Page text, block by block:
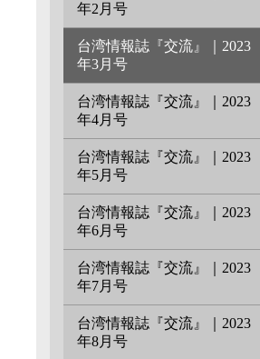
年2月号
台湾情報誌『交流』｜2023
年3月号
台湾情報誌『交流』｜2023
年4月号
台湾情報誌『交流』｜2023
年5月号
台湾情報誌『交流』｜2023
年6月号
台湾情報誌『交流』｜2023
年7月号
台湾情報誌『交流』｜2023
年8月号